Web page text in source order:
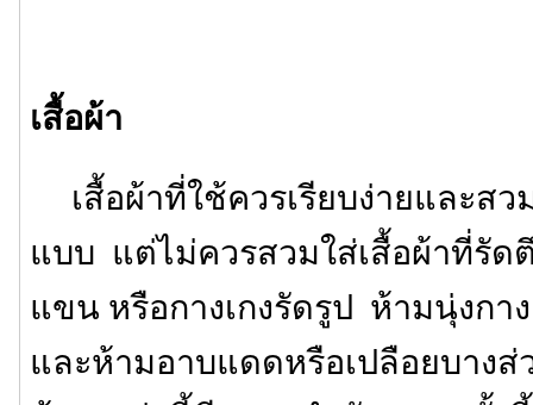
เสื้อผ้า
เสื้อผ้าที่ใช้ควรเรียบง่ายและส
แบบ แต่ไม่ควรสวมใส่เสื้อผ้าที่รัด
แขน หรือกางเกงรัดรูป ห้ามนุ่งก
และห้ามอาบแดดหรือเปลือยบาง